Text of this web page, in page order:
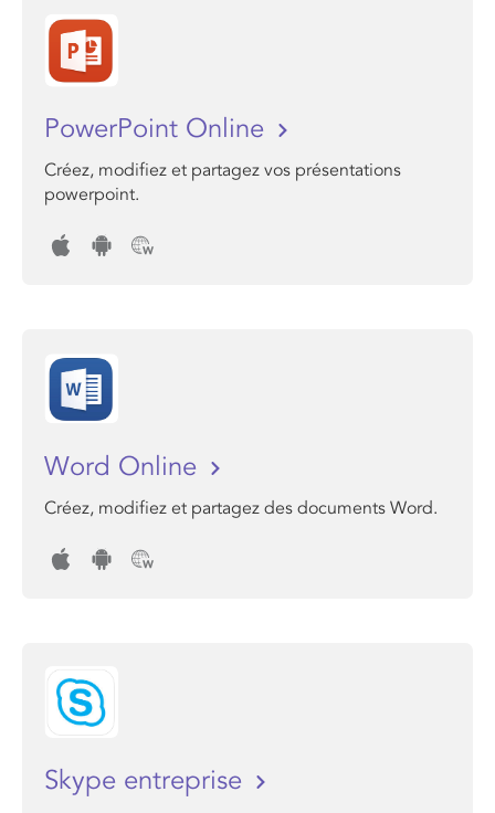
PowerPoint Online
Créez, modifiez et partagez vos présentations
powerpoint.
Word Online
Créez, modifiez et partagez des documents Word.
Skype entreprise